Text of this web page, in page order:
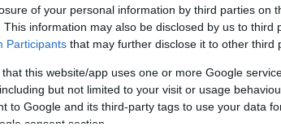
of your personal information by third parties on
This information may also be disclosed by us to third
Participants that may further disclose it to other third
that this website/app uses one or more Google
but not limited to your visit or usage
to Google and its third-party tags to use your data
consent section.